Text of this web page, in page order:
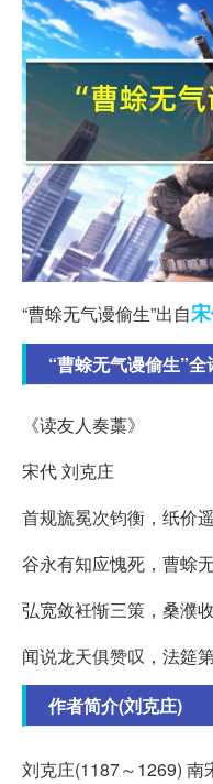
“曹蜍无气谩偷生”出自
“曹蜍无气谩偷生”全
《读友人奏藁》
宋代 刘克庄
首规旒冕次钧衡，纸价遥
谷永有知应愧死，曹蜍无
弘宽敛衽惭三策，桑濮收
闻说龙天俱赞叹，法筵
作者简介(刘克庄)
刘克庄(1187～1269) 南